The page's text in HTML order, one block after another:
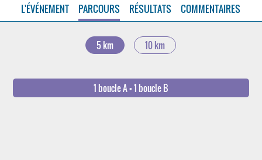
L'ÉVÉNEMENT PARCOURS RÉSULTATS COMMENTAIRES
5 km 10 km
1 boucle A + 1 boucle B